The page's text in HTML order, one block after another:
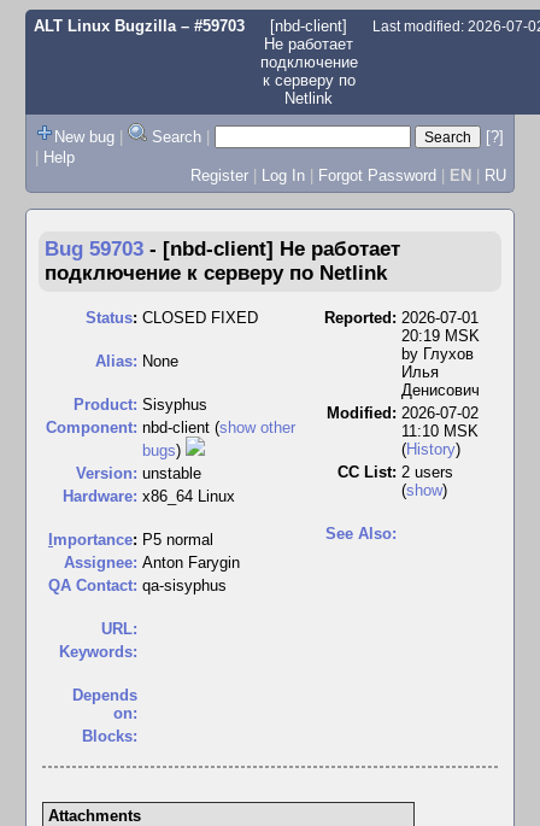
ALT Linux Bugzilla– #59703
[nbd-client]
Не работает
подключение
к серверу по
Netlink
Last modified: 2026-07-
New bug | Search |
[?]
| Help
Register | Log In | Forgot Password | EN | RU
Bug 59703 - [nbd-client] Не работает
подключение к серверу по Netlink
Status: CLOSED FIXED
Alias: None
Product: Sisyphus
Component: nbd-client (show other
bugs)
Version: unstable
Hardware: x86_64 Linux
mportance: P5 normal
Assignee: Anton Farygin
QA Contact: qa-sisyphus
URL:
Keywords:
Depends
on:
Blocks:
Reported: 2026-07-01
20:19 MSK
by Глухов
Илья
Денисович
Modified: 2026-07-02
11:10 MSK
(History)
CC List: 2 users
(show)
See Also:
Attachments